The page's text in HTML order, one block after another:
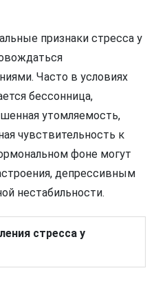
признаки стресса у
Часто в условиях
бессонница,
утомляемость,
чувствительность к
фоне могут
депрессивным
нестабильности.
стресса у